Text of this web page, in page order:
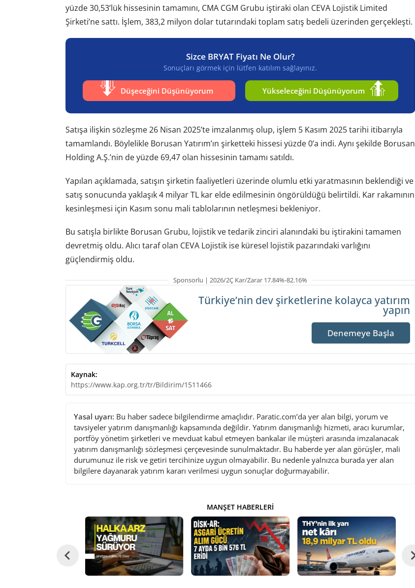
yüzde 30,53’lük hissesinin tamamını, CMA CGM Grubu iştiraki olan CEVA Lojistik Limited
Şirketi’ne sattı. İşlem, 383,2 milyon dolar tutarındaki toplam satış bedeli üzerinden gerçekleşti.
Sizce BRYAT Fiyatı Ne Olur?
Sonuçları görmek için lütfen katılım sağlayınız.
Düşeceğini Düşünüyorum Yükseleceğini Düşünüyorum
Satışa ilişkin sözleşme 26 Nisan 2025’te imzalanmış olup, işlem 5 Kasım 2025 tarihi itibarıyla
tamamlandı. Böylelikle Borusan Yatırım’ın şirketteki hissesi yüzde 0’a indi. Aynı şekilde Borusan
Holding A.Ş.’nin de yüzde 69,47 olan hissesinin tamamı satıldı.
Yapılan açıklamada, satışın şirketin faaliyetleri üzerinde olumlu etki yaratmasının beklendiği ve
satış sonucunda yaklaşık 4 milyar TL kar elde edilmesinin öngörüldüğü belirtildi. Kar rakamının
kesinleşmesi için Kasım sonu mali tablolarının netleşmesi bekleniyor.
Bu satışla birlikte Borusan Grubu, lojistik ve tedarik zinciri alanındaki bu iştirakini tamamen
devretmiş oldu. Alıcı taraf olan CEVA Lojistik ise küresel lojistik pazarındaki varlığını
güçlendirmiş oldu.
Sponsorlu | 2026/2Ç Kar/Zarar 17.84%-82.16%
Türkiye’nin dev şirketlerine kolayca yatırım
yapın
Denemeye Başla
Kaynak:
https://www.kap.org.tr/tr/Bildirim/1511466
Yasal uyarı: Bu haber sadece bilgilendirme amaçlıdır. Paratic.com’da yer alan bilgi, yorum ve
tavsiyeler yatırım danışmanlığı kapsamında değildir. Yatırım danışmanlığı hizmeti, aracı kurumlar,
portföy yönetim şirketleri ve mevduat kabul etmeyen bankalar ile müşteri arasında imzalanacak
yatırım danışmanlığı sözleşmesi çerçevesinde sunulmaktadır. Bu haberde yer alan görüşler, mali
durumunuz ile risk ve getiri tercihinize uygun olmayabilir. Bu nedenle yalnızca burada yer alan
bilgilere dayanarak yatırım kararı verilmesi uygun sonuçlar doğurmayabilir.
MANŞET HABERLERI